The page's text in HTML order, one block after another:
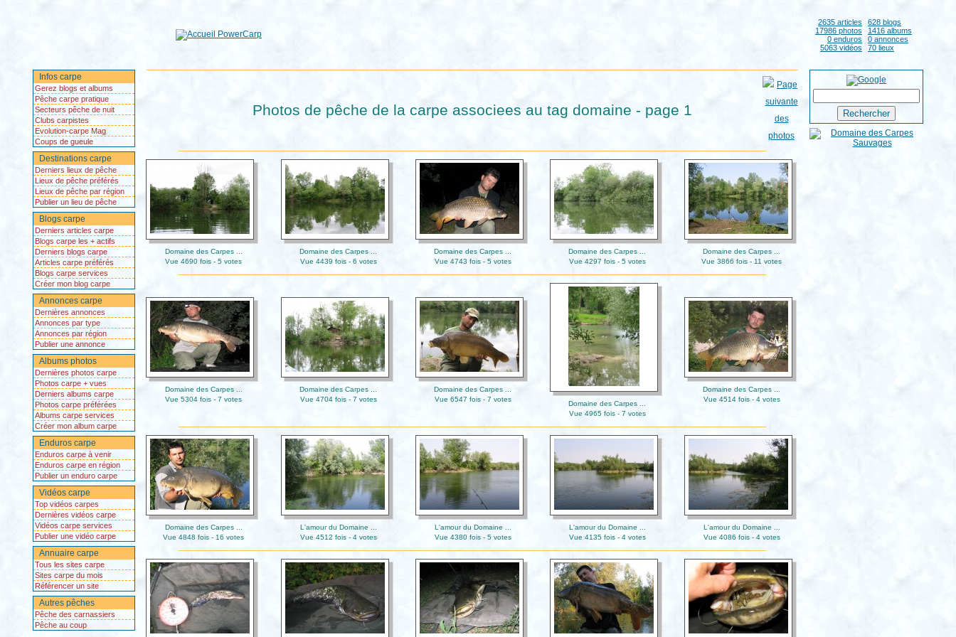
2635 articles
628 blogs
17986 photos
1416 albums
0 enduros
0 annonces
5063 vidéos
70 lieux
Infos carpe
Gerez blogs et albums
Pêche carpe pratique
Secteurs pêche de nuit
Clubs carpistes
Evolution-carpe Mag
Coups de gueule
Destinations carpe
Derniers lieux de pêche
Lieux de pêche préférés
Lieux de pêche par région
Publier un lieu de pêche
Blogs carpe
Derniers articles carpe
Blogs carpe les + actifs
Derniers blogs carpe
Articles carpe préférés
Blogs carpe services
Créer mon blog carpe
Annonces carpe
Dernières annonces
Annonces par type
Annonces par région
Publier une annonce
Albums photos
Dernières photos carpe
Photos carpe + vues
Derniers albums carpe
Photos carpe préférées
Albums carpe services
Créer mon album carpe
Enduros carpe
Enduros carpe à venir
Enduros carpe en région
Publier un enduro carpe
Vidéos carpe
Top vidéos carpes
Dernières vidéos carpe
Vidéos carpe services
Publier une vidéo carpe
Annuaire carpe
Tous les sites carpe
Sites carpe du mois
Référencer un site
Autres pêches
Pêche des carnassiers
Pêche au coup
Photos de pêche de la carpe associees au tag domaine - page 1
Domaine des Carpes ...
Vue 4690 fois - 5 votes
Domaine des Carpes ...
Vue 4439 fois - 6 votes
Domaine des Carpes ...
Vue 4743 fois - 5 votes
Domaine des Carpes ...
Vue 4297 fois - 5 votes
Domaine des Carpes ...
Vue 3866 fois - 11 votes
Domaine des Carpes ...
Vue 5304 fois - 7 votes
Domaine des Carpes ...
Vue 4704 fois - 7 votes
Domaine des Carpes ...
Vue 6547 fois - 7 votes
Domaine des Carpes ...
Vue 4965 fois - 7 votes
Domaine des Carpes ...
Vue 4514 fois - 4 votes
Domaine des Carpes ...
Vue 4848 fois - 16 votes
L'amour du Domaine ...
Vue 4512 fois - 4 votes
L'amour du Domaine ...
Vue 4380 fois - 5 votes
L'amour du Domaine ...
Vue 4135 fois - 4 votes
L'amour du Domaine ...
Vue 4086 fois - 4 votes